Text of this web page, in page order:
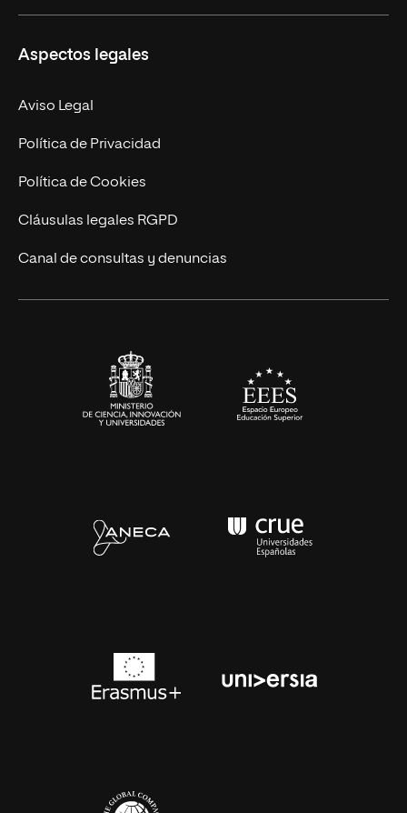
Doctorados
Experto Universitario
Postgrados
Cursos Universitarios
Facultades
Nuestro Equipo
Trabaja en UNIR
Actualidad
UNIR Revista
Eventos
Aspectos legales
Aviso Legal
Política de Privacidad
Política de Cookies
Cláusulas legales RGPD
Canal de consultas y denuncias